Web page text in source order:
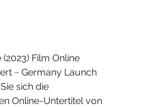
Film Online
~ Germany Launch
sich die
Online-Untertitel von